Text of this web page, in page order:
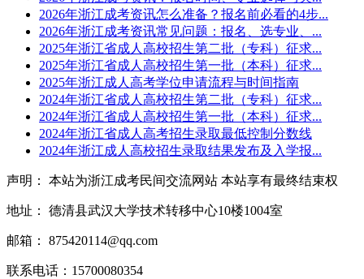
2026年浙江成考资讯怎么准备？报名前必看的4步...
2026年浙江成考资讯常见问题：报名、选专业、...
2025年浙江省成人高校招生第二批（专科）征求...
2025年浙江省成人高校招生第一批（本科）征求...
2025年浙江成人高考学位申请流程与时间指南
2024年浙江省成人高校招生第二批（专科）征求...
2024年浙江省成人高校招生第一批（本科）征求...
2024年浙江省成人高考招生录取最低控制分数线
2024年浙江成人高校招生录取结果发布及入学报...
声明： 本站为浙江成考民间交流网站 本站享有最终结束权
地址： 德清县武汉大学技术转移中心10楼1004室
邮箱： 875420114@qq.com
联系电话：15700080354